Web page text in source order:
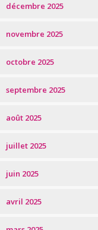
décembre 2025
novembre 2025
octobre 2025
septembre 2025
août 2025
juillet 2025
juin 2025
avril 2025